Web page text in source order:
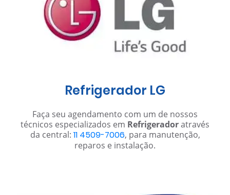
Refrigerador LG
Faça seu agendamento com um de nossos
técnicos especializados em Refrigeradoratravés
da central: 11 4509-7006, para manutenção,
reparos e instalação.